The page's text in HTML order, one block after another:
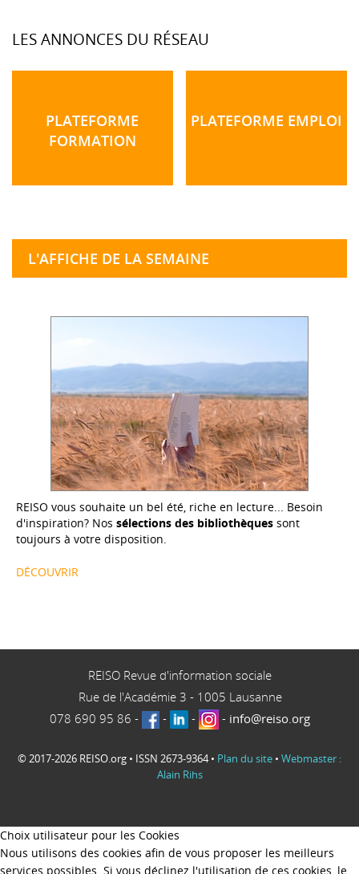
LES ANNONCES DU RÉSEAU
PLATEFORME
FORMATION
PLATEFORME EMPLOI
L'AFFICHE DE LA SEMAINE
REISO vous souhaite un bel été, riche en lecture... Besoin
d'inspiration? Nos sélections des bibliothèques sont
toujours à votre disposition.
DÉCOUVRIR
REISO Revue d'information sociale
Rue de l'Académie 3 - 1005 Lausanne
078 690 95 86 - - - - info@reiso.org
© 2017-2026 REISO.org • ISSN 2673-9364 • Plan du site • Webmaster :
Alain Rihs
Choix utilisateur pour les Cookies
Nous utilisons des cookies afin de vous proposer les meilleurs
services possibles. Si vous déclinez l'utilisation de ces cookies, le